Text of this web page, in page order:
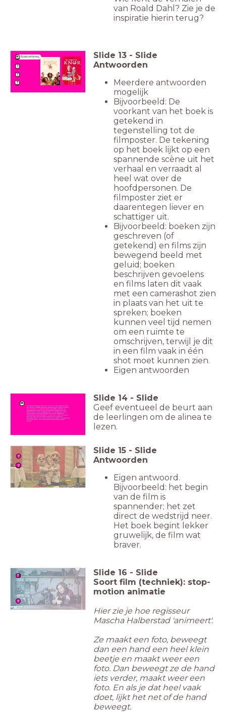
van Roald Dahl? Zie je de
inspiratie hierin terug?
Boekverfilming Slide 13 - Slide
Antwoorden
Meerdere antwoorden
mogelijk
Bijvoorbeeld: De
voorkant van het boek is
getekend in
tegenstelling tot de
filmposter. De tekening
op het boek lijkt op een
spannende scène uit het
verhaal en verraadt al
heel wat over de
hoofdpersonen. De
filmposter ziet er
daarentegen liever en
schattiger uit.
Bijvoorbeeld: boeken zijn
geschreven (of
getekend) en films zijn
bewegend beeld met
geluid; boeken
beschrijven gevoelens
en films laten dit vaak
met een camerashot zien
in plaats van het uit te
spreken; boeken
kunnen veel tijd nemen
om een ruimte te
omschrijven, terwijl je dit
in een film vaak in één
shot moet kunnen zien.
Eigen antwoorden
"Worstjes groeien niet aan een boom of ergens onder
de grond. Worstjes worden gemaakt van varkens. Dat is
nu eenmaal zo. Slagers met hagelwitte mutsen en
vlijmscherpe messen gooien stukken varken aan de
bovenkant in hun worstmolens, en dan floepen daar
van onderen slierten worstjes uit. Verse worstjes in
glibberige koeiendarmen. O, wat een enge machines
zijn dat. Stel dat je vingers daar per ongeluk in
terechtkomen. Of je hele hand! Dan krijg je worstjes van
je eigen vlees! Maar dat gebeurt gelukkig bijna
nooit."
Slide 14 - Slide
Geef eventueel de beurt aan
de leerlingen om de alinea te
lezen.
Slide 15 - Slide
Antwoorden
Eigen antwoord.
Bijvoorbeeld: het begin
van de film is
spannender; het zet
direct de wedstrijd neer.
Het boek begint lekker
gruwelijk, de film wat
braver.
Slide 16 - Slide
Soort film (techniek): stop-
motion animatie
Hier zie je hoe regisseur
Mascha Halberstad 'animeert'.
Ze maakt een foto, beweegt
dan een hand een heel klein
beetje en maakt weer een
foto. Dan beweegt ze de hand
iets verder, maakt weer een
foto. En als je dat heel vaak
doet, lijkt het net of de hand
beweegt.